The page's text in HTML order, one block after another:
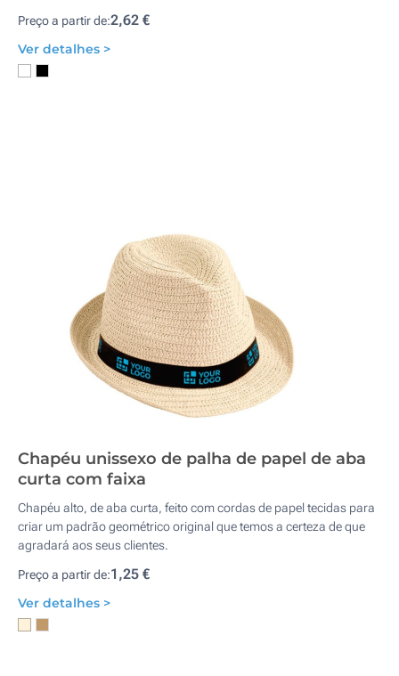
Preço a partir de:2,62 €
Ver detalhes >
Chapéu unissexo de palha de papel de aba
curta com faixa
Chapéu alto, de aba curta, feito com cordas de papel tecidas para
criar um padrão geométrico original que temos a certeza de que
agradará aos seus clientes.
Preço a partir de:1,25 €
Ver detalhes >